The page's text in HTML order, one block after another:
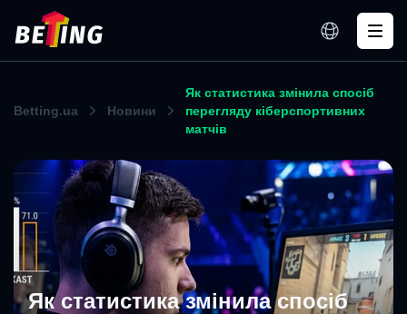
Betting.ua Новини
Як статистика змінила спосіб
перегляду кіберспортивних
матчів
Як статистика змінила спосіб